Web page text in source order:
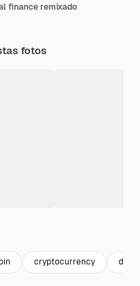
finance remixado
fotos
cryptocurrency